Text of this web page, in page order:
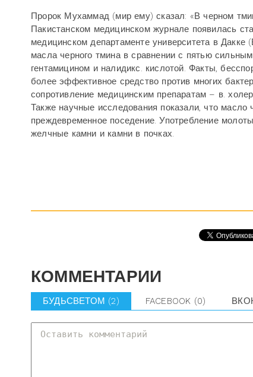
Пророк Мухаммад (мир ему) сказал: «В черном
Пакистанском медицинском журнале появилась
медицинском департаменте университета в Дакке
масла черного тмина в сравнении с пятью
гентамицином и налидикс. кислотой. Факты,
более эффективное средство против многих
сопротивление медицинским препаратам – в.
Также научные исследования показали, что
преждевременное поседение. Употребление
желчные камни и камни в почках.
КОММЕНТАРИИ
БУДЬСВЕТОМ (2) FACEBOOK (0)